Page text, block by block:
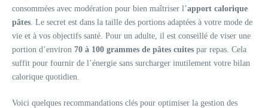
consommées avec modération pour bien maîtriser l’apport calorique
pâtes. Le secret est dans la taille des portions adaptées à votre mode de
vie et à vos objectifs santé. Pour un adulte, il est conseillé de viser une
portion d’environ 70 à 100 grammes de pâtes cuites par repas. Cela
suffit pour fournir de l’énergie sans surcharger inutilement votre bilan
calorique quotidien.
Voici quelques recommandations clés pour optimiser la gestion des